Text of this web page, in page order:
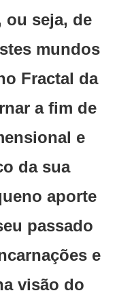
ou seja, de
mundos
Fractal da
a fim de
e
da sua
aporte
passado
e
visão do